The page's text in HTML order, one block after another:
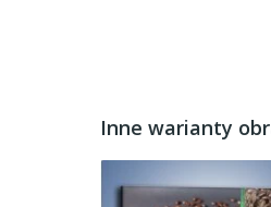
Inne warianty